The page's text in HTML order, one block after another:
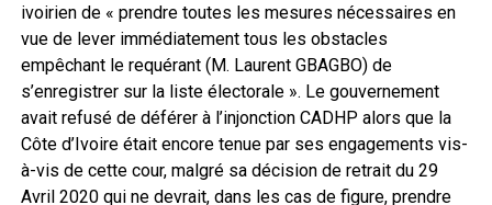
ivoirien de « prendre toutes les mesures nécessaires en
vue de lever immédiatement tous les obstacles
empêchant le requérant (M. Laurent GBAGBO) de
s’enregistrer sur la liste électorale ». Le gouvernement
avait refusé de déférer à l’injonction CADHP alors que la
Côte d’Ivoire était encore tenue par ses engagements vis-
à-vis de cette cour, malgré sa décision de retrait du 29
Avril 2020 qui ne devrait, dans les cas de figure, prendre